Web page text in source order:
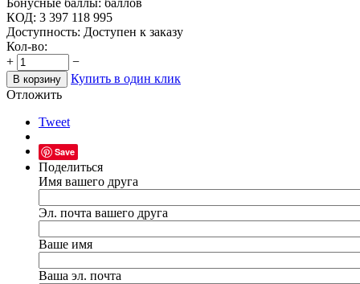
Бонусные баллы: баллов
КОД: 3 397 118 995
Доступность: Доступен к заказу
Кол-во:
+
−
В корзину
Купить в один клик
Отложить
Tweet
Save
Поделиться
Имя вашего друга
Эл. почта вашего друга
Ваше имя
Ваша эл. почта